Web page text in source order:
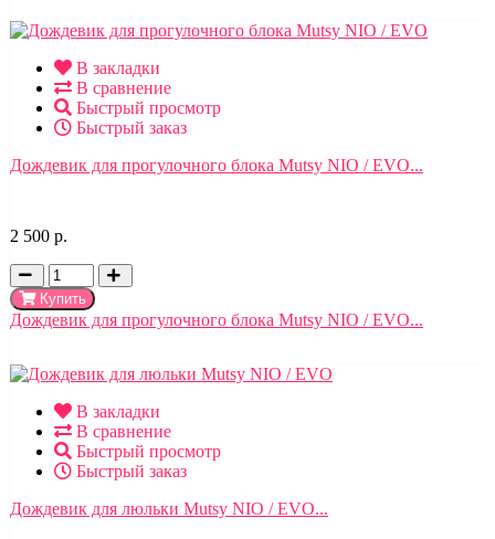
В закладки
В сравнение
Быстрый просмотр
Быстрый заказ
Дождевик для прогулочного блока Mutsy NIO / EVO...
2 500 р.
Купить
Дождевик для прогулочного блока Mutsy NIO / EVO...
В закладки
В сравнение
Быстрый просмотр
Быстрый заказ
Дождевик для люльки Mutsy NIO / EVO...